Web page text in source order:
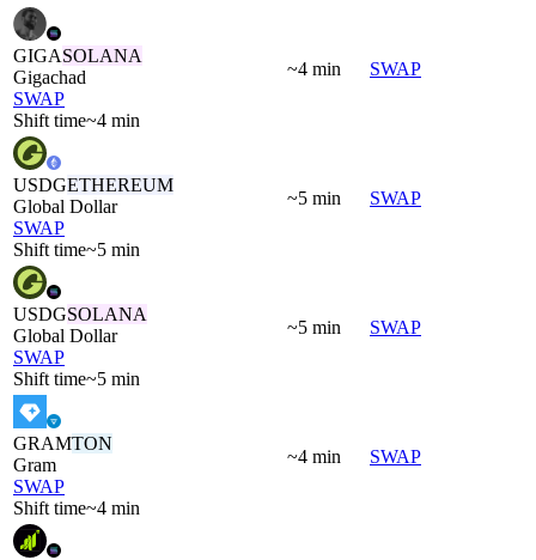
GIGASOLANA
Gigachad
SWAP
Shift time~4 min
~4 min SWAP
USDGETHEREUM
Global Dollar
SWAP
Shift time~5 min
~5 min SWAP
USDGSOLANA
Global Dollar
SWAP
Shift time~5 min
~5 min SWAP
GRAMTON
Gram
SWAP
Shift time~4 min
~4 min SWAP